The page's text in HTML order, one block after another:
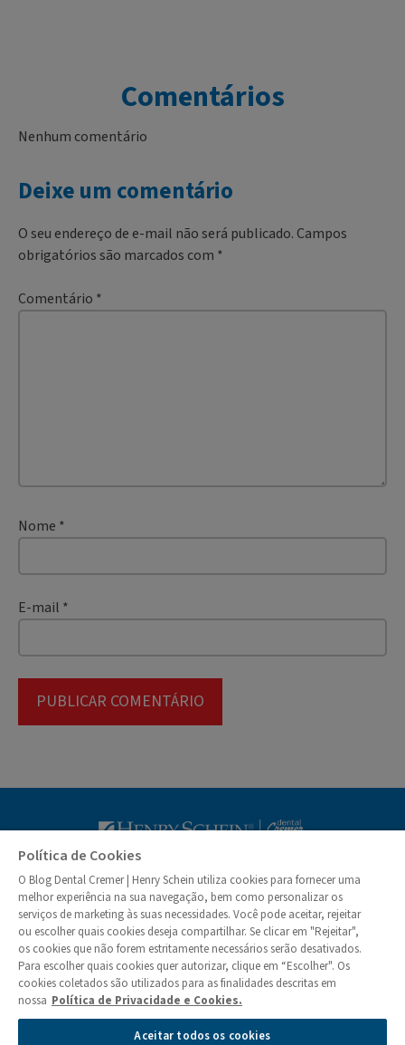
Comentários
Nenhum comentário
Deixe um comentário
O seu endereço de e-mail não será publicado.Campos
obrigatórios são marcados com *
Comentário *
Nome *
E-mail *
Blog Dental
© Dental Cremer | Henry Schein 2026
Institucional
Quem Somos
Colunistas
Privacidade e Segurança de Informações
Política de Cookies
Política de Cookies
O Blog Dental Cremer | Henry Schein utiliza cookies para fornecer uma
melhor experiência na sua navegação, bem como personalizar os
serviços de marketing às suas necessidades. Você pode aceitar, rejeitar
ou escolher quais cookies deseja compartilhar. Se clicar em "Rejeitar",
os cookies que não forem estritamente necessários serão desativados.
Para escolher quais cookies quer autorizar, clique em “Escolher". Os
cookies coletados são utilizados para as finalidades descritas em
nossa Política de Privacidade e Cookies.
Aceitar todos os cookies